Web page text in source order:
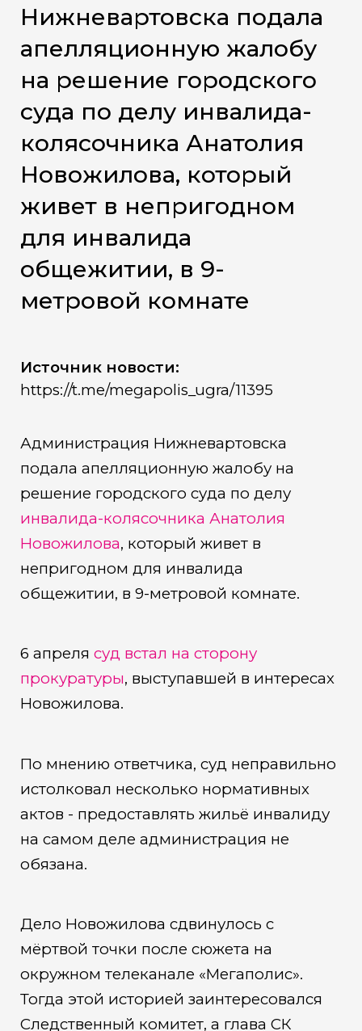
Нижневартовска подала
апелляционную жалобу
на решение городского
суда по делу инвалида-
колясочника Анатолия
Новожилова, который
живет в непригодном
для инвалида
общежитии, в 9-
метровой комнате
Источник новости:
https://t.me/megapolis_ugra/11395
Администрация Нижневартовска
подала апелляционную жалобу на
решение городского суда по делу
инвалида-колясочника Анатолия
Новожилова, который живет в
непригодном для инвалида
общежитии, в 9-метровой комнате.
6 апреля суд встал на сторону
прокуратуры, выступавшей в интересах
Новожилова.
По мнению ответчика, суд неправильно
истолковал несколько нормативных
актов - предоставлять жильё инвалиду
на самом деле администрация не
обязана.
Дело Новожилова сдвинулось с
мёртвой точки после сюжета на
окружном телеканале «Мегаполис».
Тогда этой историей заинтересовался
Следственный комитет, а глава СК